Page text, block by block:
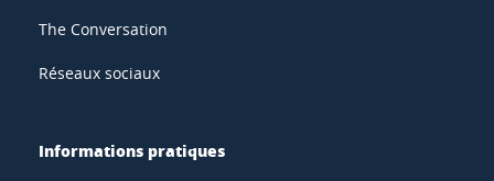
The Conversation
Réseaux sociaux
Informations pratiques